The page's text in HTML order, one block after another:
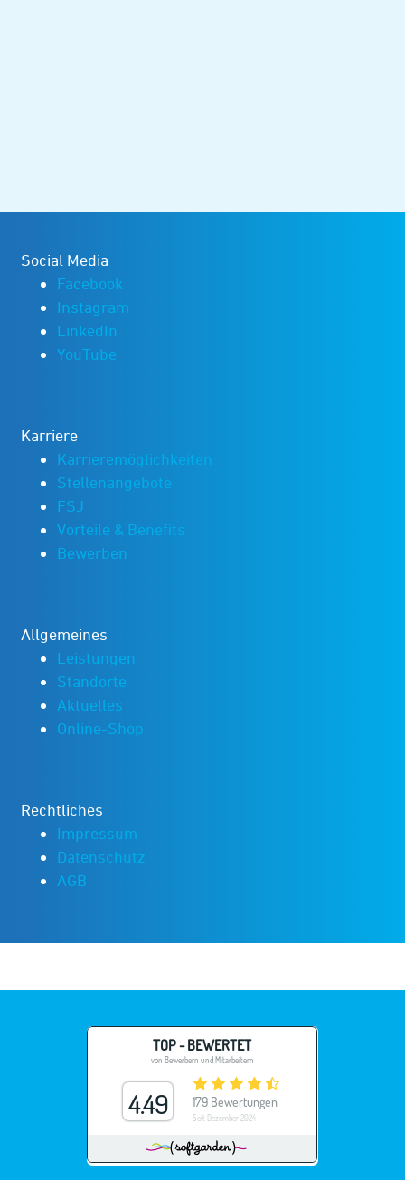
Social Media
Facebook
Instagram
LinkedIn
YouTube
Karriere
Karrieremöglichkeiten
Stellenangebote
FSJ
Vorteile & Benefits
Bewerben
Allgemeines
Leistungen
Standorte
Aktuelles
Online-Shop
Rechtliches
Impressum
Datenschutz
AGB